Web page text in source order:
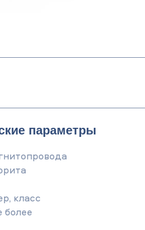
параметры
класс
более